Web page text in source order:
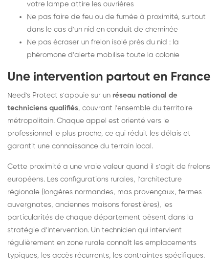
votre lampe attire les ouvrières
Ne pas faire de feu ou de fumée à proximité, surtout
dans le cas d'un nid en conduit de cheminée
Ne pas écraser un frelon isolé près du nid : la
phéromone d'alerte mobilise toute la colonie
Une intervention partout en France
Need's Protect s'appuie sur un réseau national de
techniciens qualifiés, couvrant l'ensemble du territoire
métropolitain. Chaque appel est orienté vers le
professionnel le plus proche, ce qui réduit les délais et
garantit une connaissance du terrain local.
Cette proximité a une vraie valeur quand il s'agit de frelons
européens. Les configurations rurales, l'architecture
régionale (longères normandes, mas provençaux, fermes
auvergnates, anciennes maisons forestières), les
particularités de chaque département pèsent dans la
stratégie d'intervention. Un technicien qui intervient
régulièrement en zone rurale connaît les emplacements
typiques, les accès récurrents, les contraintes spécifiques.